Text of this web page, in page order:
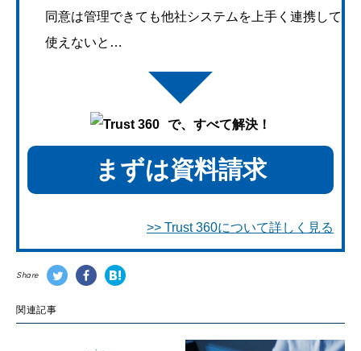
同意は管理できても他社システムを上手く連携して
使えないと…
で、すべて解決！
まずは資料請求
>> Trust 360について詳しく見る
Share
関連記事